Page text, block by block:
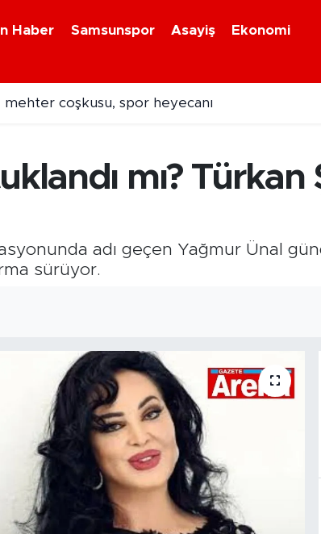
Haber Samsunspor Asayiş
Ekonomi
uğramıştı! Hasarlı Türk gemisi Samsun'a getirildi
mı? Türkan
adı geçen Yağmur Ünal
sürüyor.